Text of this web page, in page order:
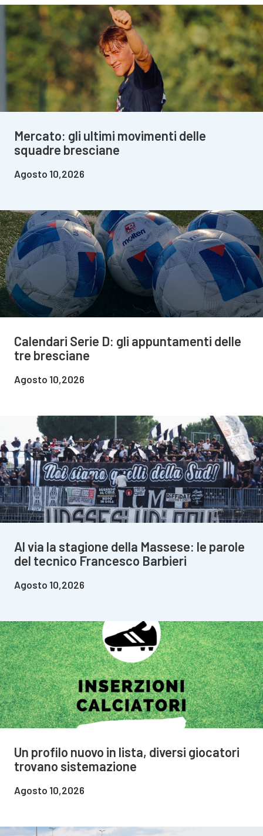
Mercato: gli ultimi movimenti delle
squadre bresciane
Agosto 10,2026
Calendari Serie D: gli appuntamenti delle
tre bresciane
Agosto 10,2026
Al via la stagione della Massese: le parole
del tecnico Francesco Barbieri
Agosto 10,2026
Un profilo nuovo in lista, diversi giocatori
trovano sistemazione
Agosto 10,2026